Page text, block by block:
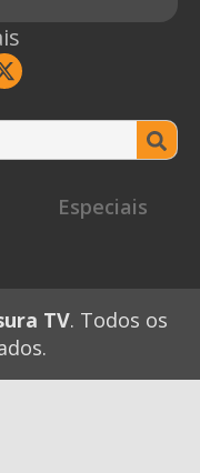
Especiais
TV. Todos os